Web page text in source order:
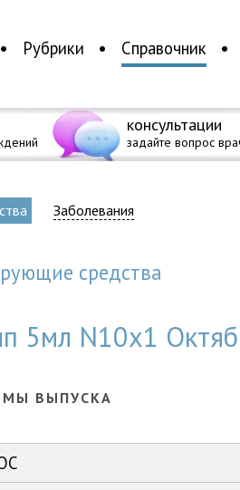
Рубрики Справочник
консультации
задайте вопрос
Заболевания
средства
5мл N10x1
ВЫПУСКА